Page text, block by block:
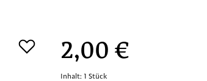
2,00 €
Inhalt: 1 Stück